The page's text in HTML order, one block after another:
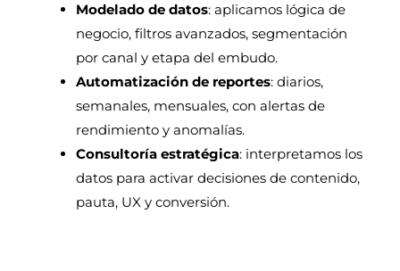
Modelado de datos: aplicamos lógica de
negocio, filtros avanzados, segmentación
por canal y etapa del embudo.
Automatización de reportes: diarios,
semanales, mensuales, con alertas de
rendimiento y anomalías.
Consultoría estratégica: interpretamos los
datos para activar decisiones de contenido,
pauta, UX y conversión.